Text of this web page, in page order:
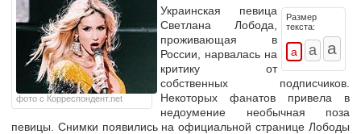
фото с Корреспондент.net
Размер
текста:
Украинская певица
Светлана Лобода,
проживающая в
России, нарвалась на
критику от
собственных подписчиков.
Некоторых фанатов привела в
недоумение необычная поза
певицы. Снимки появились на официальной странице Лободы